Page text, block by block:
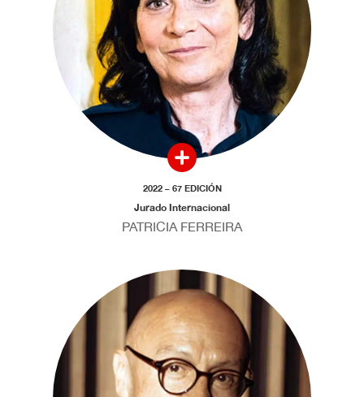
2022 – 67 EDICIÓN
Jurado Internacional
PATRICIA FERREIRA